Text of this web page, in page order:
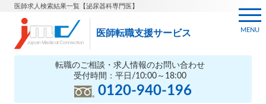
医師求人検索結果一覧【泌尿器科専門医】
医師転職支援サービス
転職のご相談・求人情報のお問い合わせ
受付時間：平日/10:00～18:00
0120-940-196
MENU